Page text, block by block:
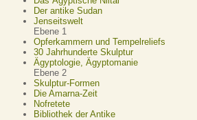
Der antike Sudan
Jenseitswelt
Ebene 1
Opferkammern und Tempelreliefs
30 Jahrhunderte Skulptur
Ägyptologie, Ägyptomanie
Ebene 2
Skulptur-Formen
Die Amarna-Zeit
Nofretete
Bibliothek der Antike